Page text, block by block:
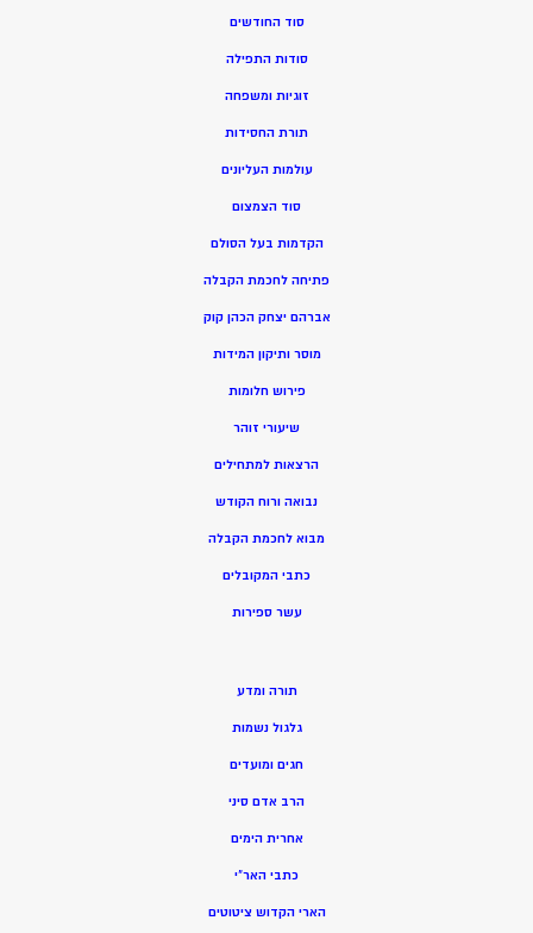
סוד החודשים
סודות התפילה
זוגיות ומשפחה
תורת החסידות
עולמות העליונים
סוד הצמצום
הקדמות בעל הסולם
פתיחה לחכמת הקבלה
אברהם יצחק הכהן קוק
מוסר ותיקון המידות
פירוש חלומות
שיעורי זוהר
הרצאות למתחילים
נבואה ורוח הקודש
מבוא לחכמת הקבלה
כתבי המקובלים
עשר ספירות
תורה ומדע
גלגול נשמות
חגים ומועדים
הרב אדם סיני
אחרית הימים
כתבי האר”י
הארי הקדוש ציטוטים